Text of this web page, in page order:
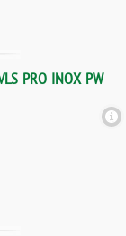
PRO INOX PW